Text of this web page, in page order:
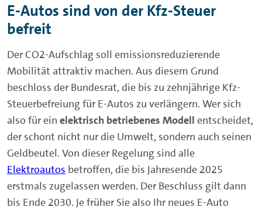
E-Autos sind von der Kfz-Steuer
befreit
Der CO2-Aufschlag soll emissionsreduzierende
Mobilität attraktiv machen. Aus diesem Grund
beschloss der Bundesrat, die bis zu zehnjährige Kfz-
Steuerbefreiung für E-Autos zu verlängern. Wer sich
also für ein elektrisch betriebenes Modell entscheidet,
der schont nicht nur die Umwelt, sondern auch seinen
Geldbeutel. Von dieser Regelung sind alle
Elektroautos betroffen, die bis Jahresende 2025
erstmals zugelassen werden. Der Beschluss gilt dann
bis Ende 2030. Je früher Sie also Ihr neues E-Auto